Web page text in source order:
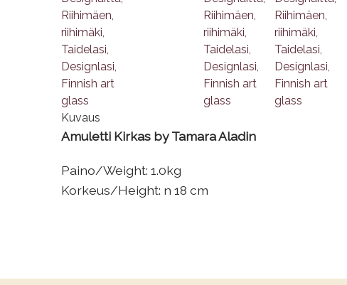
Kuvaus
Amuletti Kirkas by Tamara Aladin
Paino/Weight: 1.0kg
Korkeus/Height: n 18 cm